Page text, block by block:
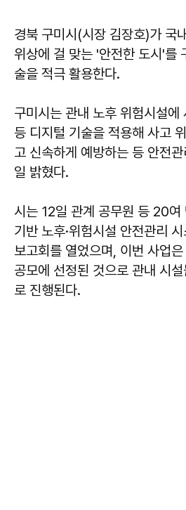
경북 구미시(시장 김장호)가 국
위상에 걸 맞는 '안전한 도시'를
술을 적극 활용한다.
구미시는 관내 노후 위험시설
등 디지털 기술을 적용해 사고
고 신속하게 예방하는 등 안전
일 밝혔다.
시는 12일 관계 공무원 등 20여
기반 노후·위험시설 안전관리
보고회를 열었으며, 이번 사업
공모에 선정된 것으로 관내 시
로 진행된다.